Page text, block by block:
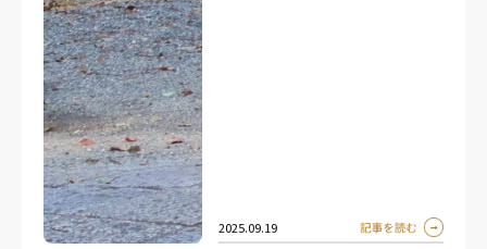
2025.09.19